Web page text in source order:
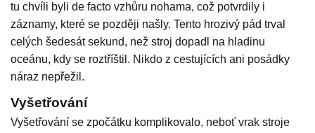
tu chvíli byli de facto vzhůru nohama, což potvrdily i
záznamy, které se později našly. Tento hrozivý pád trval
celých šedesát sekund, než stroj dopadl na hladinu
oceánu, kdy se roztříštil. Nikdo z cestujících ani posádky
náraz nepřežil.
Vyšetřování
Vyšetřování se zpočátku komplikovalo, neboť vrak stroje